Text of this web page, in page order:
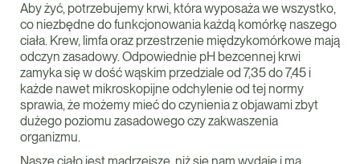
Aby żyć, potrzebujemy krwi, która wyposaża we wszystko,
co niezbędne do funkcjonowania każdą komórkę naszego
ciała. Krew, limfa oraz przestrzenie międzykomórkowe mają
odczyn zasadowy. Odpowiednie pH bezcennej krwi
zamyka się w dość wąskim przedziale od 7,35 do 7,45 i
każde nawet mikroskopijne odchylenie od tej normy
sprawia, że możemy mieć do czynienia z objawami zbyt
dużego poziomu zasadowego czy zakwaszenia
organizmu.